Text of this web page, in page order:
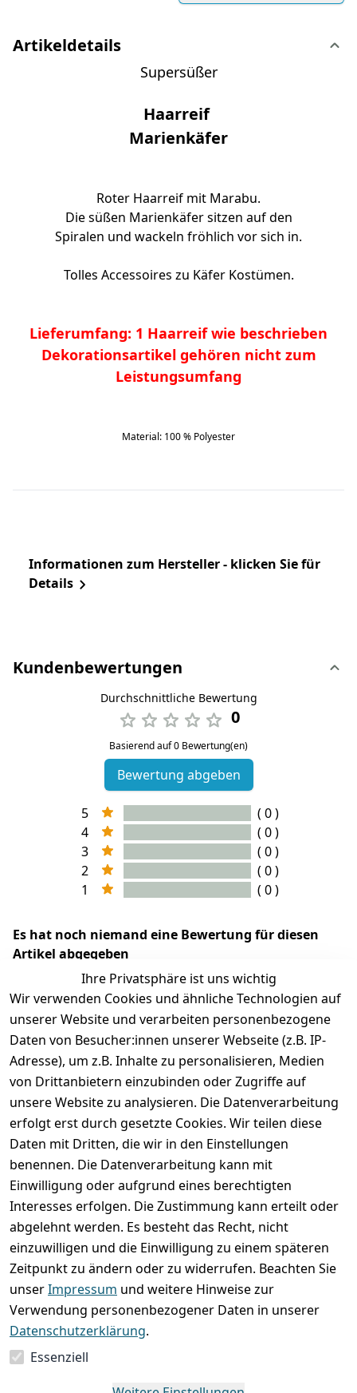
Artikeldetails
Supersüßer
Haarreif
Marienkäfer
Roter Haarreif mit Marabu.
Die süßen Marienkäfer sitzen auf den
Spiralen und wackeln fröhlich vor sich in.
Tolles Accessoires zu Käfer Kostümen.
Lieferumfang: 1 Haarreif wie beschrieben
Dekorationsartikel gehören nicht zum
Leistungsumfang
Material: 100 % Polyester
Informationen zum Hersteller - klicken Sie für
Details
Kundenbewertungen
Durchschnittliche Bewertung
0
Basierend auf 0 Bewertung(en)
Bewertung abgeben
5
( 0 )
4
( 0 )
3
( 0 )
2
( 0 )
1
( 0 )
Es hat noch niemand eine Bewertung für diesen
Artikel abgegeben
Ihre Privatsphäre ist uns wichtig
Wir verwenden Cookies und ähnliche Technologien auf
unserer Website und verarbeiten personenbezogene
Daten von Besucher:innen unserer Webseite (z.B. IP-
Adresse), um z.B. Inhalte zu personalisieren, Medien
von Drittanbietern einzubinden oder Zugriffe auf
unsere Website zu analysieren. Die Datenverarbeitung
erfolgt erst durch gesetzte Cookies. Wir teilen diese
Daten mit Dritten, die wir in den Einstellungen
benennen. Die Datenverarbeitung kann mit
Einwilligung oder aufgrund eines berechtigten
Interesses erfolgen. Die Zustimmung kann erteilt oder
abgelehnt werden. Es besteht das Recht, nicht
einzuwilligen und die Einwilligung zu einem späteren
Zeitpunkt zu ändern oder zu widerrufen. Beachten Sie
unserImpressum und weitere Hinweise zur
Verwendung personenbezogener Daten in unserer
Datenschutzerklärung.
Essenziell
Rechtliches
Impressum
Datenschutze
rklärung
Batterieentsor
gung
Widerrufsrec
Services
Kontakt
Registrieren
Zahlung und
Versand
Umtausch /
Reklamation
Wir
versenden
mit
Folgt uns
gern auf
Zahle
bequem per